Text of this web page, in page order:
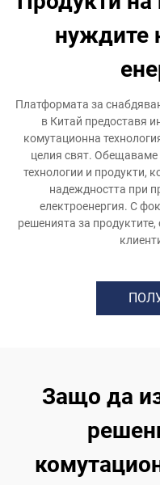
нуждите
Платформата за
в Китай предоставя
комутационна
целия свят. Обещаваме
технологии и продукти,
надеждността при
електроенергия. С
решенията за
Защо да